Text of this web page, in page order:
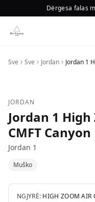
Dërgesa falas
Sve Sve Jordan Jordan 1
JORDAN
Jordan 1
CMFT
Jordan 1
Muško
NGJYRË: HIGH ZOOM AIR